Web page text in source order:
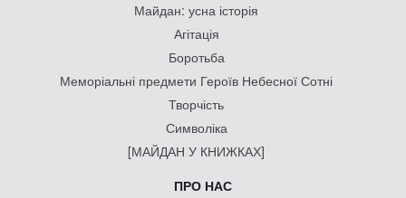
Майдан: усна історія
Агітація
Боротьба
Меморіальні предмети Героїв Небесної Сотні
Творчість
Символіка
[МАЙДАН У КНИЖКАХ]
ПРО НАС